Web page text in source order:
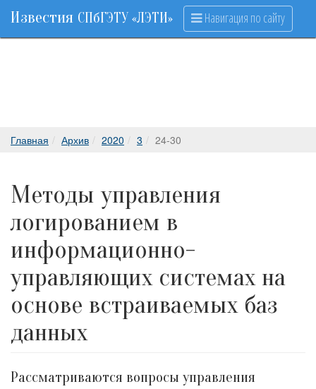
Известия СПбГЭТУ «ЛЭТИ» Навигация по сайту
Главная Архив 2020 3 24-30
Методы управления
логированием в
информационно-
управляющих системах на
основе встраиваемых баз
данных
Рассматриваются вопросы управления